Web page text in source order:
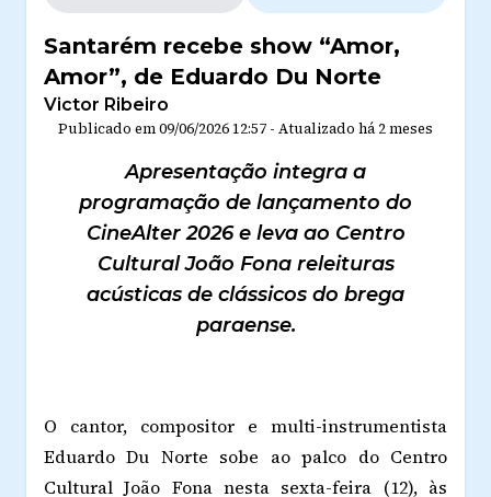
Santarém recebe show “Amor,
Amor”, de Eduardo Du Norte
Victor Ribeiro
Publicado em09/06/2026 12:57 - Atualizado há 2 meses
Apresentação integra a
programação de lançamento do
CineAlter 2026 e leva ao Centro
Cultural João Fona releituras
acústicas de clássicos do brega
paraense.
O cantor, compositor e multi-instrumentista
Eduardo Du Norte sobe ao palco do Centro
Cultural João Fona nesta sexta-feira (12), às